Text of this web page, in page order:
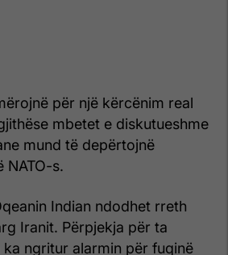
për një kërcënim real
mbetet e diskutueshme
mund të depërtojnë
NATO-s.
Indian ndodhet rreth
Iranit. Përpjekja për ta
ngritur alarmin për fuqinë